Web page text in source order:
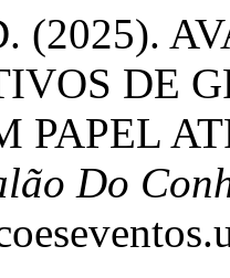
(2025).
DE
PAPEL
Do